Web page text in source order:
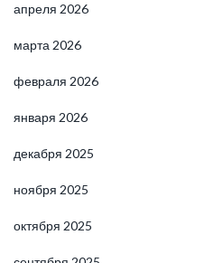
апреля 2026
марта 2026
февраля 2026
января 2026
декабря 2025
ноября 2025
октября 2025